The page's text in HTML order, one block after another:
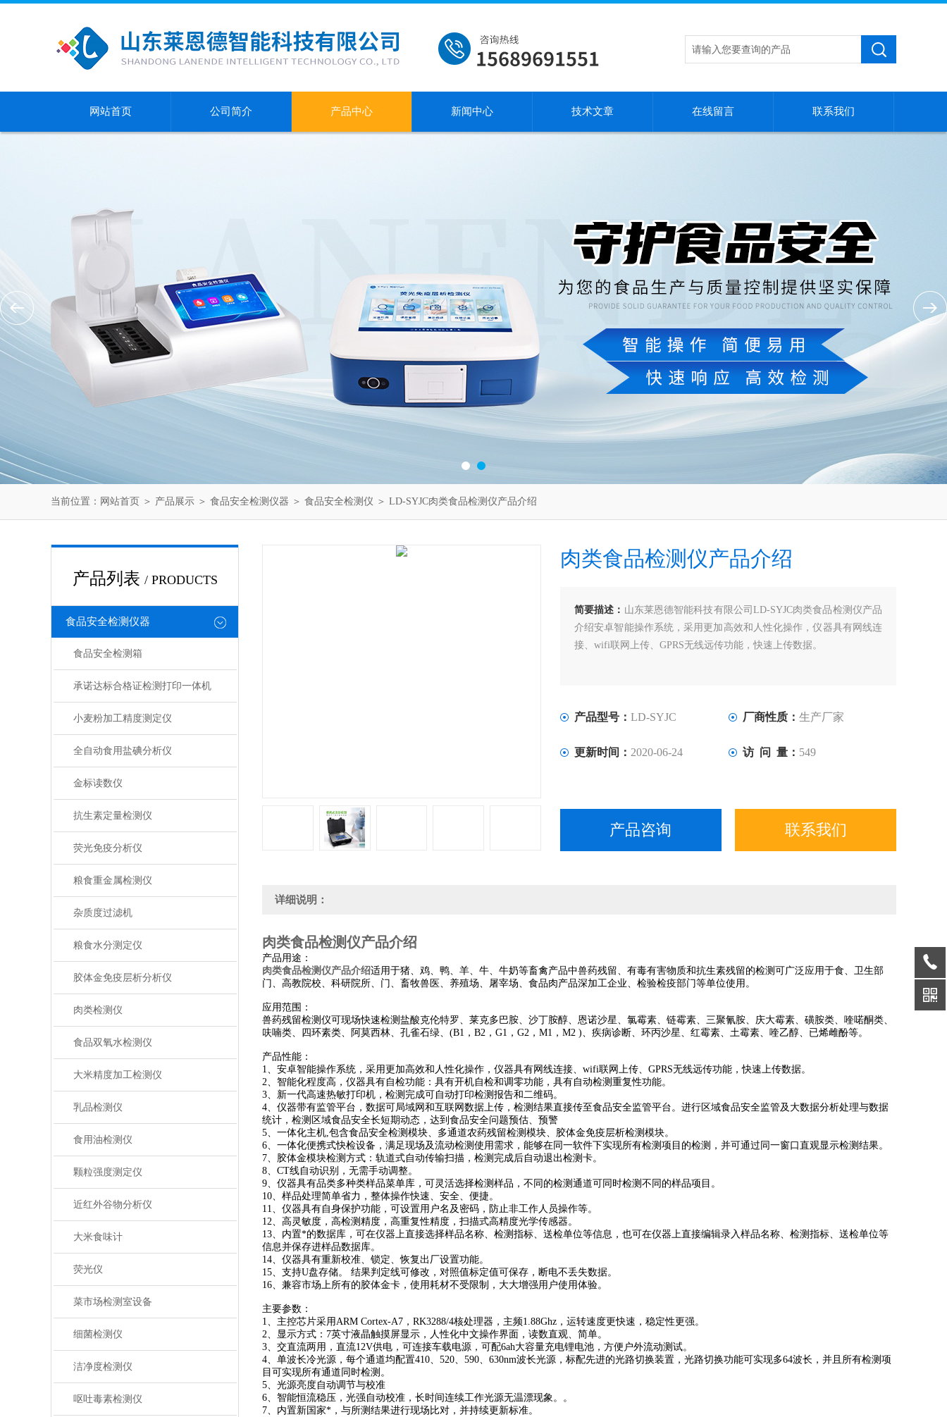
网站首页 公司简介 产品中心 新闻中心 技术文章 在线留言 联系我们
当前位置： 网站首页 ＞ 产品展示 ＞ 食品安全检测仪器 ＞ 食品安全检测仪 ＞ LD-SYJC肉类食品检测仪产品介绍
产品列表 / PRODUCTS
食品安全检测仪器
食品安全检测箱
承诺达标合格证检测打印一体机
小麦粉加工精度测定仪
全自动食用盐碘分析仪
金标读数仪
抗生素定量检测仪
荧光免疫分析仪
粮食重金属检测仪
杂质度过滤机
粮食水分测定仪
胶体金免疫层析分析仪
肉类检测仪
食品双氧水检测仪
大米精度加工检测仪
乳品检测仪
食用油检测仪
颗粒强度测定仪
近红外谷物分析仪
大米食味计
荧光仪
菜市场检测室设备
细菌检测仪
洁净度检测仪
呕吐毒素检测仪
肉类食品检测仪产品介绍
简要描述： 山东莱恩德智能科技有限公司LD-SYJC肉类食品检测仪产品
介绍安卓智能操作系统，采用更加高效和人性化操作，仪器具有网线连
接、wifi联网上传、GPRS无线远传功能，快速上传数据。
产品型号： LD-SYJC 厂商性质： 生产厂家
更新时间： 2020-06-24 访 问 量： 549
产品咨询 联系我们
详细说明：
肉类食品检测仪产品介绍
产品用途：
肉类食品检测仪产品介绍适用于猪、鸡、鸭、羊、牛、牛奶等畜禽产品中兽药残留、有毒有害物质和抗生素残留的检测可广泛应用于食、卫生部
门、高教院校、科研院所、门、畜牧兽医、养殖场、屠宰场、食品肉产品深加工企业、检验检疫部门等单位使用。
应用范围：
兽药残留检测仪可现场快速检测盐酸克伦特罗、莱克多巴胺、沙丁胺醇、恩诺沙星、氯霉素、链霉素、三聚氰胺、庆大霉素、磺胺类、喹喏酮类、
呋喃类、四环素类、阿莫西林、孔雀石绿、(B1，B2，G1，G2，M1，M2 )、疾病诊断、环丙沙星、红霉素、土霉素、喹乙醇、已烯雌酚等。
产品性能：
1、安卓智能操作系统，采用更加高效和人性化操作，仪器具有网线连接、wifi联网上传、GPRS无线远传功能，快速上传数据。
2、智能化程度高，仪器具有自检功能：具有开机自检和调零功能，具有自动检测重复性功能。
3、新一代高速热敏打印机，检测完成可自动打印检测报告和二维码。
4、仪器带有监管平台，数据可局域网和互联网数据上传，检测结果直接传至食品安全监管平台。进行区域食品安全监管及大数据分析处理与数据
统计，检测区域食品安全长短期动态，达到食品安全问题预估、预警
5、一体化主机,包含食品安全检测模块、多通道农药残留检测模块、胶体金免疫层析检测模块。
6、一体化便携式快检设备，满足现场及流动检测使用需求，能够在同一软件下实现所有检测项目的检测，并可通过同一窗口直观显示检测结果。
7、胶体金模块检测方式：轨道式自动传输扫描，检测完成后自动退出检测卡。
8、CT线自动识别，无需手动调整。
9、仪器具有品类多种类样品菜单库，可灵活选择检测样品，不同的检测通道可同时检测不同的样品项目。
10、样品处理简单省力，整体操作快速、安全、便捷。
11、仪器具有自身保护功能，可设置用户名及密码，防止非工作人员操作等。
12、高灵敏度，高检测精度，高重复性精度，扫描式高精度光学传感器。
13、内置*的数据库，可在仪器上直接选择样品名称、检测指标、送检单位等信息，也可在仪器上直接编辑录入样品名称、检测指标、送检单位等
信息并保存进样品数据库。
14、仪器具有重新校准、锁定、恢复出厂设置功能。
15、支持U盘存储。 结果判定线可修改，对照值标定值可保存，断电不丢失数据。
16、兼容市场上所有的胶体金卡，使用耗材不受限制，大大增强用户使用体验。
主要参数：
1、主控芯片采用ARM Cortex-A7，RK3288/4核处理器，主频1.88Ghz，运转速度更快速，稳定性更强。
2、显示方式：7英寸液晶触摸屏显示，人性化中文操作界面，读数直观、简单。
3、交直流两用，直流12V供电，可连接车载电源，可配6ah大容量充电锂电池，方便户外流动测试。
4、单波长冷光源，每个通道均配置410、520、590、630nm波长光源，标配先进的光路切换装置，光路切换功能可实现多64波长，并且所有检测项
目可实现所有通道同时检测。
5、光源亮度自动调节与校准
6、智能恒流稳压，光强自动校准，长时间连续工作光源无温漂现象。。
7、内置新国家*，与所测结果进行现场比对，并持续更新标准。